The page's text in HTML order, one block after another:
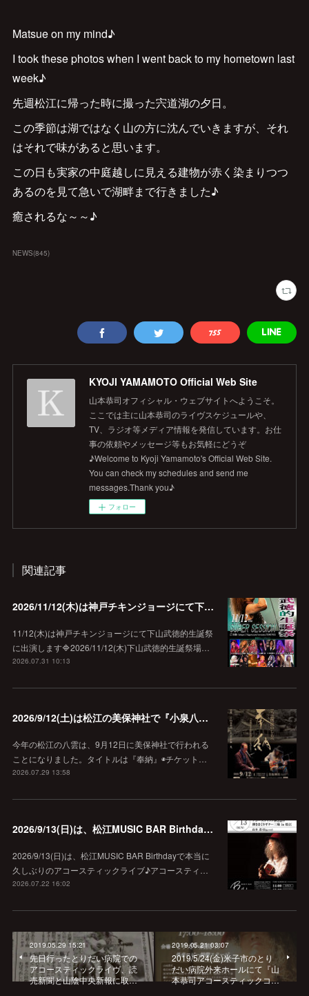
Matsue on my mind♪
I took these photos when I went back to my hometown last
week♪
先週松江に帰った時に撮った宍道湖の夕日。
この季節は湖ではなく山の方に沈んでいきますが、それ
はそれで味があると思います。
この日も実家の中庭越しに見える建物が赤く染まりつつ
あるのを見て急いで湖畔まで行きました♪
癒されるな～～♪
NEWS(845)
KYOJI YAMAMOTO Official Web Site
山本恭司オフィシャル・ウェブサイトへようこそ。
ここでは主に山本恭司のライヴスケジュールや、
TV、ラジオ等メディア情報を発信しています。お仕
事の依頼やメッセージ等もお気軽にどうぞ
♪Welcome to Kyoji Yamamoto's Official Web Site.
You can check my schedules and send me
messages.Thank you♪
フォロー
関連記事
2026/11/12(木)は神戸チキンジョージにて下山武徳的生誕祭に出演します♪
11/12(木)は神戸チキンジョージにて下山武徳的生誕祭
に出演します🔷2026/11/12(木)下山武徳的生誕祭場…
2026.07.31 10:13
2026/9/12(土)は松江の美保神社で『小泉八雲朗読のしらべ』
今年の松江の八雲は、9月12日に美保神社で行われる
ことになりました。タイトルは『奉納』◉チケット…
2026.07.29 13:58
2026/9/13(日)は、松江MUSIC BAR Birthdayでアコースティック弾き語り弾きまくりギター三昧♪
2026/9/13(日)は、松江MUSIC BAR Birthdayで本当に
久しぶりのアコースティックライブ♪アコースティ…
2026.07.22 16:02
2019.05.29 15:21
先日行ったとりだい病院での
アコースティックライヴ、読
売新聞と山陰中央新報に取…
2019.05.21 03:07
2019/5/24(金)米子市のとり
だい病院外来ホールにて『山
本恭司アコースティックコ…